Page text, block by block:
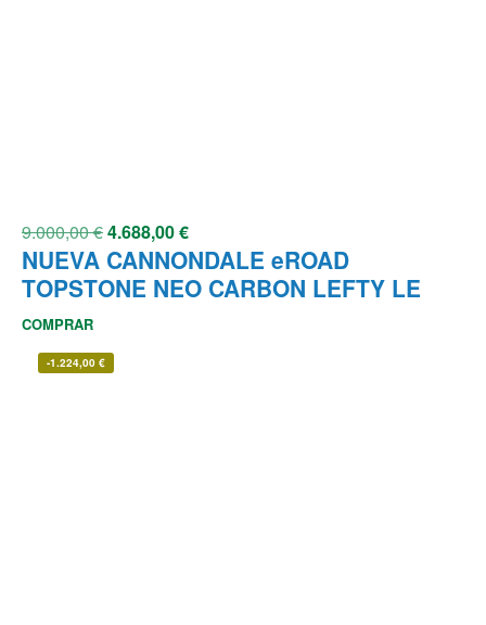
9.000,00€4.688,00€
NUEVA CANNONDALE eROAD
TOPSTONE NEO CARBON LEFTY LE
COMPRAR
-1.224,00 €